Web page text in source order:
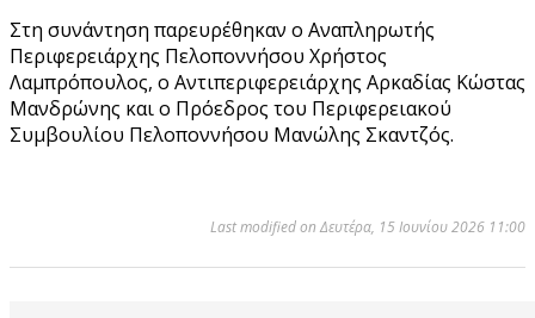
Στη συνάντηση παρευρέθηκαν ο Αναπληρωτής
Περιφερειάρχης Πελοποννήσου Χρήστος
Λαμπρόπουλος, ο Αντιπεριφερειάρχης Αρκαδίας Κώστας
Μανδρώνης και ο Πρόεδρος του Περιφερειακού
Συμβουλίου Πελοποννήσου Μανώλης Σκαντζός.
Last modified on Δευτέρα, 15 Ιουνίου 2026 11:00